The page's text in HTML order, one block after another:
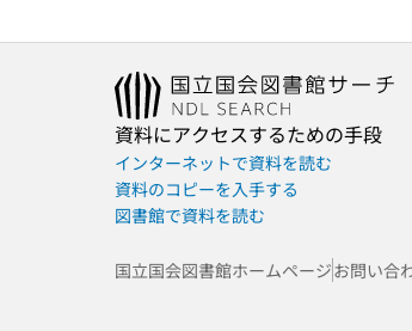
資料にアクセスするための手段
インターネットで資料を読む
資料のコピーを入手する
図書館で資料を読む
国立国会図書館ホームページお問い合